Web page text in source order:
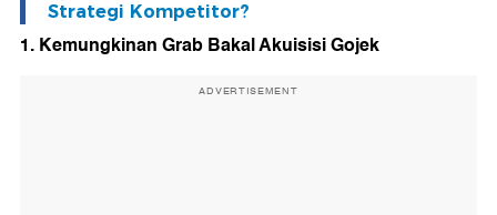
Strategi Kompetitor?
1. Kemungkinan Grab Bakal Akuisisi Gojek
ADVERTISEMENT